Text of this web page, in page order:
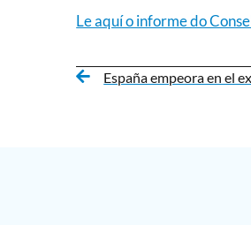
Le aquí o informe do